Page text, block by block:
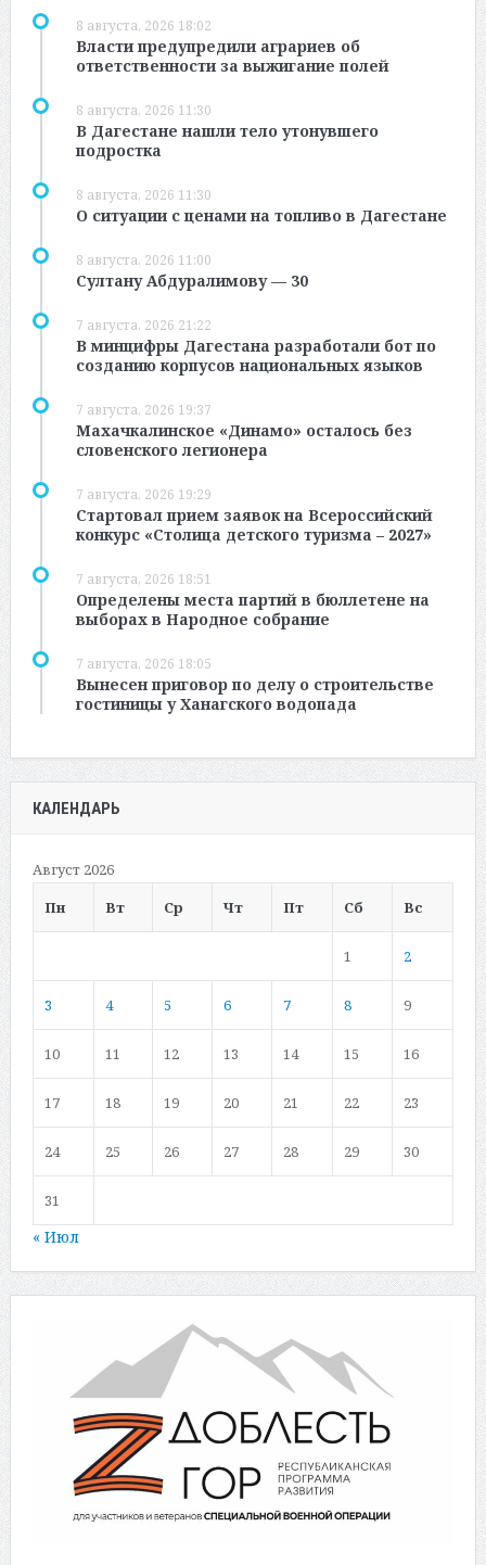
8 августа, 2026 18:02
Власти предупредили аграриев об
ответственности за выжигание полей
8 августа, 2026 11:30
В Дагестане нашли тело утонувшего
подростка
8 августа, 2026 11:30
О ситуации с ценами на топливо в Дагестане
8 августа, 2026 11:00
Султану Абдуралимову — 30
7 августа, 2026 21:22
В минцифры Дагестана разработали бот по
созданию корпусов национальных языков
7 августа, 2026 19:37
Махачкалинское «Динамо» осталось без
словенского легионера
7 августа, 2026 19:29
Стартовал прием заявок на Всероссийский
конкурс «Столица детского туризма – 2027»
7 августа, 2026 18:51
Определены места партий в бюллетене на
выборах в Народное собрание
7 августа, 2026 18:05
Вынесен приговор по делу о строительстве
гостиницы у Ханагского водопада
КАЛЕНДАРЬ
Август 2026
Пн
Вт Ср Чт Пт Сб Вс
1 2
3 4 5 6 7 8 9
10 11 12 13 14 15 16
17 18 19 20 21 22 23
24 25 26 27 28 29 30
31
« Июл